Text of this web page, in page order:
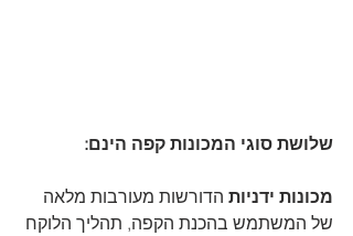
שלושת סוגי המכונות קפה הינם:
מכונות ידניות הדורשות מעורבות מלאה
של המשתמש בהכנת הקפה, תהליך הלוקח